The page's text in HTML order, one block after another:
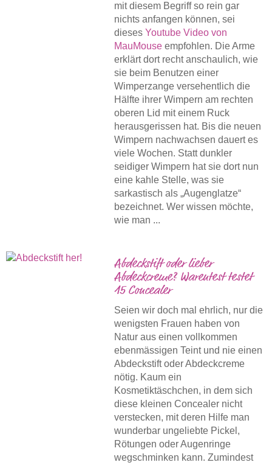
mit diesem Begriff so rein gar
nichts anfangen können, sei
diesesYoutube Video von
MauMouseempfohlen. Die Arme
erklärt dort recht anschaulich, wie
sie beim Benutzen einer
Wimperzange versehentlich die
Hälfte ihrer Wimpern am rechten
oberen Lid mit einem Ruck
herausgerissen hat. Bis die neuen
Wimpern nachwachsen dauert es
viele Wochen. Statt dunkler
seidiger Wimpern hat sie dort nun
eine kahle Stelle, was sie
sarkastisch als „Augenglatze“
bezeichnet. Wer wissen möchte,
wie man ...
Abdeckstift oder lieber
Abdeckcreme? Warentest testet
15 Concealer
Seien wir doch mal ehrlich, nur die
wenigsten Frauen haben von
Natur aus einen vollkommen
ebenmässigen Teint und nie einen
Abdeckstift oder Abdeckcreme
nötig. Kaum ein
Kosmetiktäschchen, in dem sich
diese kleinen Concealer nicht
verstecken, mit deren Hilfe man
wunderbar ungeliebte Pickel,
Rötungen oder Augenringe
wegschminken kann. Zumindest